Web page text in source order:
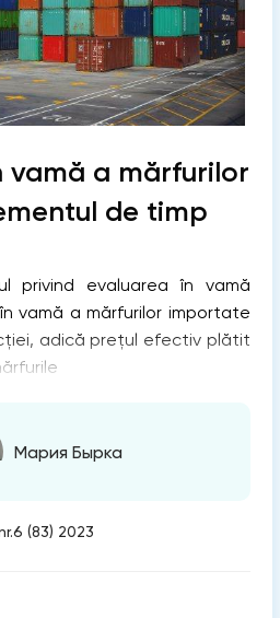
vamă a mărfurilor
de timp
privind evaluarea în vamă
vamă a mărfurilor importate
adică prețul efectiv plătit
Мария Бырка
(83) 2023